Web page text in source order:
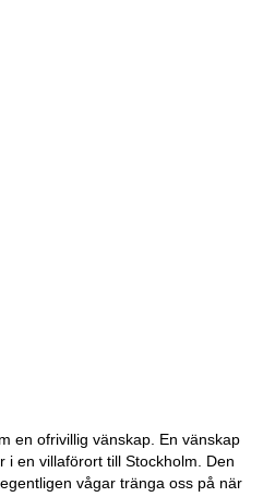
en ofrivillig vänskap. En vänskap
i en villaförort till Stockholm. Den
vågar tränga oss på när